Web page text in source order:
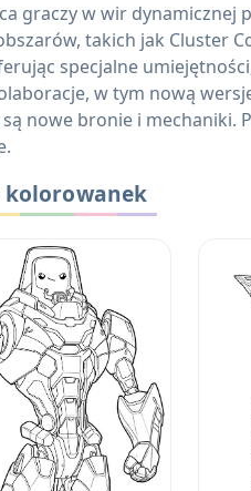
graczy w wir
takich jak Cluster
specjalne
w tym nową
nowe bronie i mechaniki.
kolorowanek